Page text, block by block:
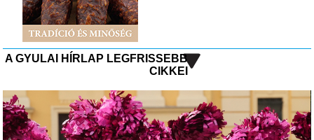
A GYULAI HÍRLAP LEGFRISSEBB
CIKKEI